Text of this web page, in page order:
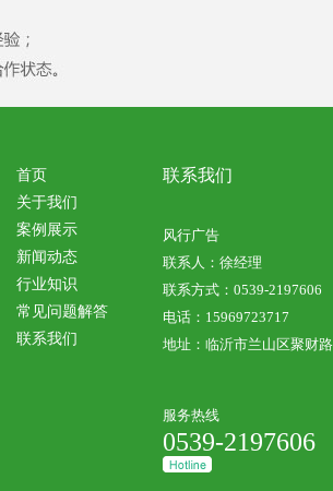
首页
关于我们
案例展示
新闻动态
行业知识
常见问题解答
联系我们
联系我们
风行广告
联系人：徐经理
联系方式：0539-2197606
电话：15969723717
地址：临沂市兰山区聚财
服务热线
0539-2197606